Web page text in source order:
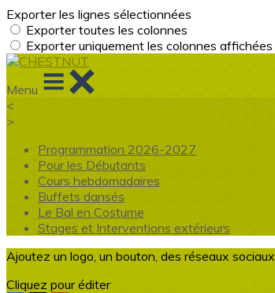
Exporter les lignes sélectionnées
Exporter toutes les colonnes
Exporter uniquement les colonnes affichées
Menu
<
>
Programmation 2026-2027
Pour les Débutants
Cours hebdomadaires
Buffets dansés
Le Bal en Costume
Stages et Interventions extérieurs
Ajoutez un logo, un bouton, des réseaux sociaux
Cliquez pour éditer